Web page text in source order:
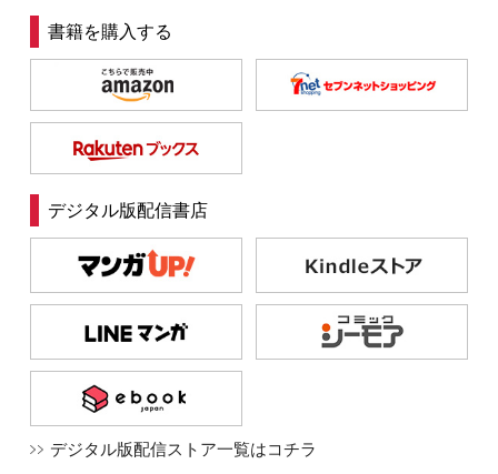
書籍を購入する
デジタル版配信書店
デジタル版配信ストア一覧はコチラ